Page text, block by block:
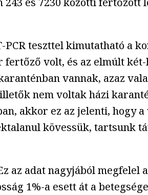
teszttel kimutatható a
volt, és az elmúlt
vannak, azaz
nem voltak házi
akkor ez az jelenti, hogy
kövessük, tartsunk
az adat nagyjából
1%-a esett át a